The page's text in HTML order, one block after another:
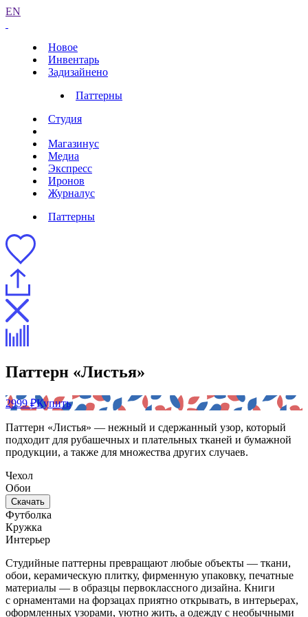
EN
Новое
Инвентарь
Задизайнено
Паттерны
Студия
Магазинус
Медиа
Экспресс
Иронов
Журналус
Паттерны
Паттерн «Листья»
2999 ₽Купить
Паттерн «Листья» — нежный и сдержанный узор, который
подходит для рубашечных и плательных тканей и бумажной
продукции, а также для множества других случаев.
Чехол
Обои
Скачать
Футболка
Кружка
Интерьер
Студийные паттерны превращают любые объекты — ткани,
обои, керамическую плитку, фирменную упаковку, печатные
материалы — в образцы первоклассного дизайна. Книги
с орнаментами на форзацах приятно открывать, в интерьерах,
оформленных узорами, уютно жить, а одежду с необычными